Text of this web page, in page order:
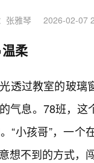
张雅琴 2026-02-07
柔
透过教室的玻璃
气息。78班，
“小孩哥”，一
想不到的方式，